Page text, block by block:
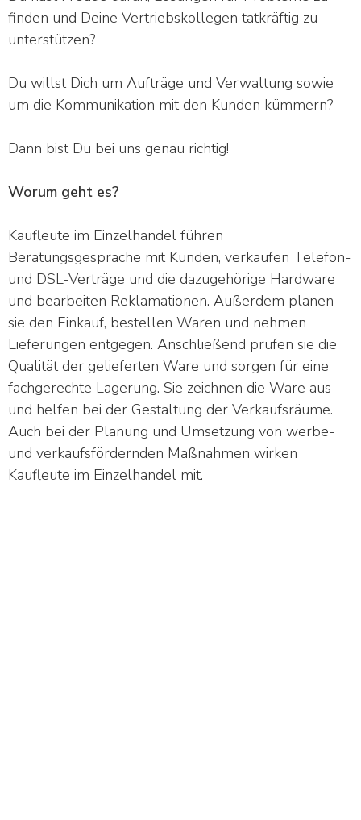
finden und Deine Vertriebskollegen tatkräftig zu
unterstützen?
Du willst Dich um Aufträge und Verwaltung sowie
um die Kommunikation mit den Kunden kümmern?
Dann bist Du bei uns genau richtig!
Worum geht es?
Kaufleute im Einzelhandel führen
Beratungsgespräche mit Kunden, verkaufen Telefon-
und DSL-Verträge und die dazugehörige Hardware
und bearbeiten Reklamationen. Außerdem planen
sie den Einkauf, bestellen Waren und nehmen
Lieferungen entgegen. Anschließend prüfen sie die
Qualität der gelieferten Ware und sorgen für eine
fachgerechte Lagerung. Sie zeichnen die Ware aus
und helfen bei der Gestaltung der Verkaufsräume.
Auch bei der Planung und Umsetzung von werbe-
und verkaufsfördernden Maßnahmen wirken
Kaufleute im Einzelhandel mit.